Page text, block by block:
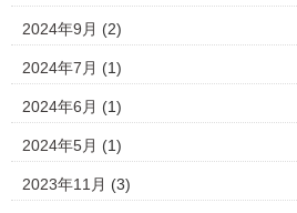
2024年9月 (2)
2024年7月 (1)
2024年6月 (1)
2024年5月 (1)
2023年11月 (3)